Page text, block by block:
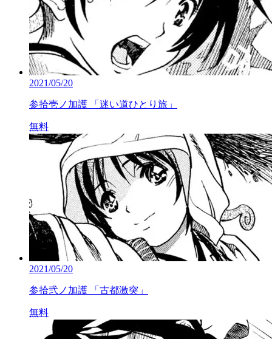
2021/05/20
参拾壱ノ加護 「迷い道ひとり旅」
無料
2021/05/20
参拾弐ノ加護 「古都激突」
無料